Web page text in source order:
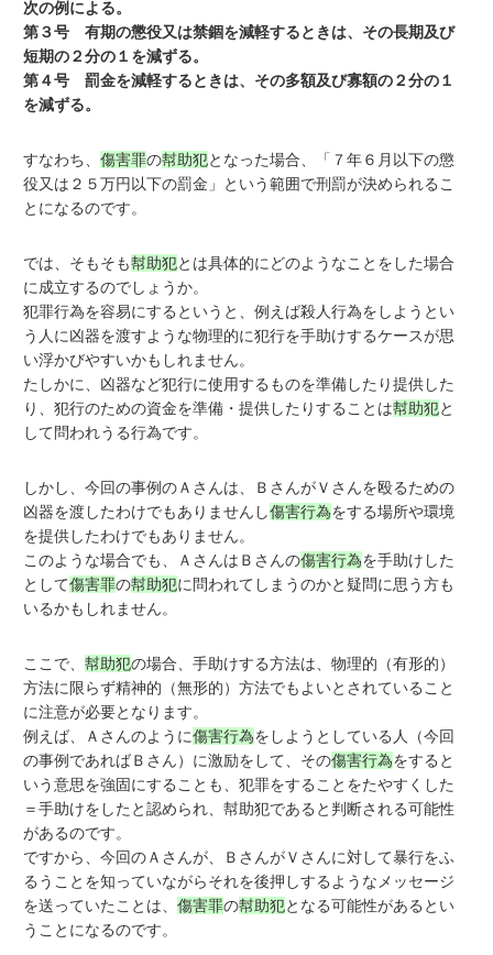
次の例による。
第３号 有期の懲役又は禁錮を減軽するときは、その長期及び
短期の２分の１を減ずる。
第４号 罰金を減軽するときは、その多額及び寡額の２分の１
を減ずる。
すなわち、傷害罪の幇助犯となった場合、「７年６月以下の懲
役又は２５万円以下の罰金」という範囲で刑罰が決められるこ
とになるのです。
では、そもそも幇助犯とは具体的にどのようなことをした場合
に成立するのでしょうか。
犯罪行為を容易にするというと、例えば殺人行為をしようとい
う人に凶器を渡すような物理的に犯行を手助けするケースが思
い浮かびやすいかもしれません。
たしかに、凶器など犯行に使用するものを準備したり提供した
り、犯行のための資金を準備・提供したりすることは幇助犯と
して問われうる行為です。
しかし、今回の事例のＡさんは、ＢさんがＶさんを殴るための
凶器を渡したわけでもありませんし傷害行為をする場所や環境
を提供したわけでもありません。
このような場合でも、ＡさんはＢさんの傷害行為を手助けした
として傷害罪の幇助犯に問われてしまうのかと疑問に思う方も
いるかもしれません。
ここで、幇助犯の場合、手助けする方法は、物理的（有形的）
方法に限らず精神的（無形的）方法でもよいとされていること
に注意が必要となります。
例えば、Ａさんのように傷害行為をしようとしている人（今回
の事例であればＢさん）に激励をして、その傷害行為をすると
いう意思を強固にすることも、犯罪をすることをたやすくした
＝手助けをしたと認められ、幇助犯であると判断される可能性
があるのです。
ですから、今回のＡさんが、ＢさんがＶさんに対して暴行をふ
るうことを知っていながらそれを後押しするようなメッセージ
を送っていたことは、傷害罪の幇助犯となる可能性があるとい
うことになるのです。